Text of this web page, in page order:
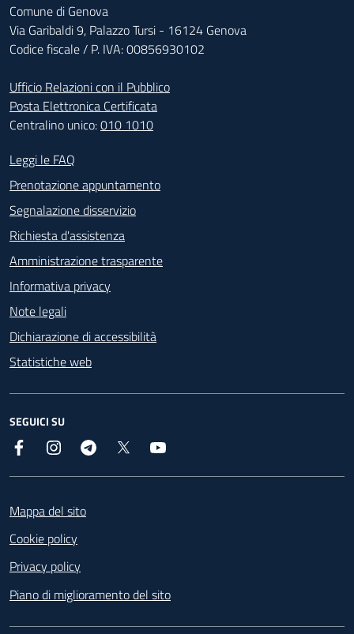
Comune di Genova
Via Garibaldi 9, Palazzo Tursi - 16124 Genova
Codice fiscale / P. IVA: 00856930102
Ufficio Relazioni con il Pubblico
Posta Elettronica Certificata
Centralino unico:010 1010
Footer - Contatti
Leggi le FAQ
Prenotazione appuntamento
Segnalazione disservizio
Richiesta d'assistenza
Amministrazione trasparente
Informativa privacy
Note legali
Dichiarazione di accessibilità
Statistiche web
SEGUICI SU
Facebook InstagramTelegram
Mappa del sito
Cookie policy
Privacy policy
Piano di miglioramento del sito